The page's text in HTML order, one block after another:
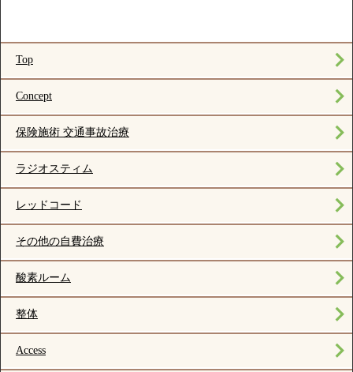
Top
Concept
保険施術 交通事故治療
ラジオスティム
レッドコード
その他の自費治療
酸素ルーム
整体
Access